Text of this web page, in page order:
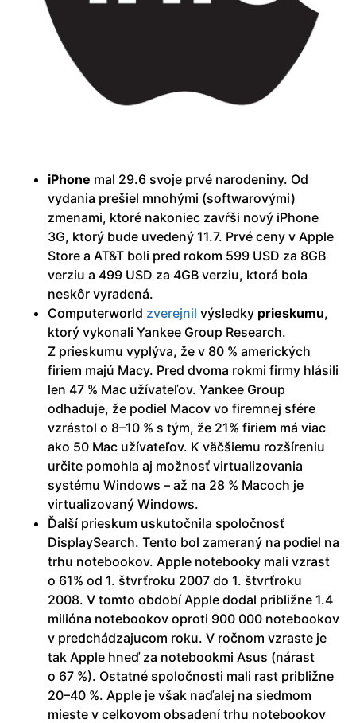
iPhone mal 29.6 svoje prvé narodeniny. Od
vydania prešiel mnohými (softwarovými)
zmenami, ktoré nakoniec zavŕši nový iPhone
3G, ktorý bude uvedený 11.7. Prvé ceny v Apple
Store a AT&T boli pred rokom 599 USD za 8GB
verziu a 499 USD za 4GB verziu, ktorá bola
neskôr vyradená.
Computerworld zverejnil výsledky prieskumu,
ktorý vykonali Yankee Group Research.
Z prieskumu vyplýva, že v 80 % amerických
firiem majú Macy. Pred dvoma rokmi firmy hlásili
len 47 % Mac užívateľov. Yankee Group
odhaduje, že podiel Macov vo firemnej sfére
vzrástol o 8–10 % s tým, že 21% firiem má viac
ako 50 Mac užívateľov. K väčšiemu rozšíreniu
určite pomohla aj možnosť virtualizovania
systému Windows – až na 28 % Macoch je
virtualizovaný Windows.
Ďalší prieskum uskutočnila spoločnosť
DisplaySearch. Tento bol zameraný na podiel na
trhu notebookov. Apple notebooky mali vzrast
o 61% od 1. štvrťroku 2007 do 1. štvrťroku
2008. V tomto období Apple dodal približne 1.4
milióna notebookov oproti 900 000 notebookov
v predchádzajucom roku. V ročnom vzraste je
tak Apple hneď za notebookmi Asus (nárast
o 67 %). Ostatné spoločnosti mali rast približne
20–40 %. Apple je však naďalej na siedmom
mieste v celkovom obsadení trhu notebookov